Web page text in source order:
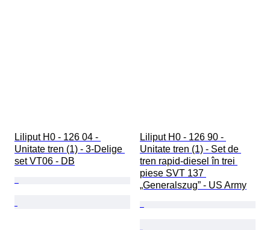
Liliput H0 - 126 04 -
Unitate tren (1) - 3-Delige
set VT06 - DB
Liliput H0 - 126 90 -
Unitate tren (1) - Set de
tren rapid-diesel în trei
piese SVT 137
„Generalszug” - US Army